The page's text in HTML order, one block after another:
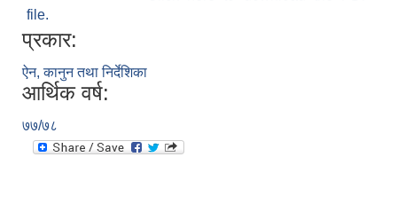
file.
प्रकार:
ऐन, कानुन तथा निर्देशिका
आर्थिक वर्ष:
७७/७८